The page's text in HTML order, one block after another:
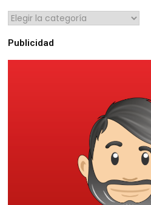
Publicidad